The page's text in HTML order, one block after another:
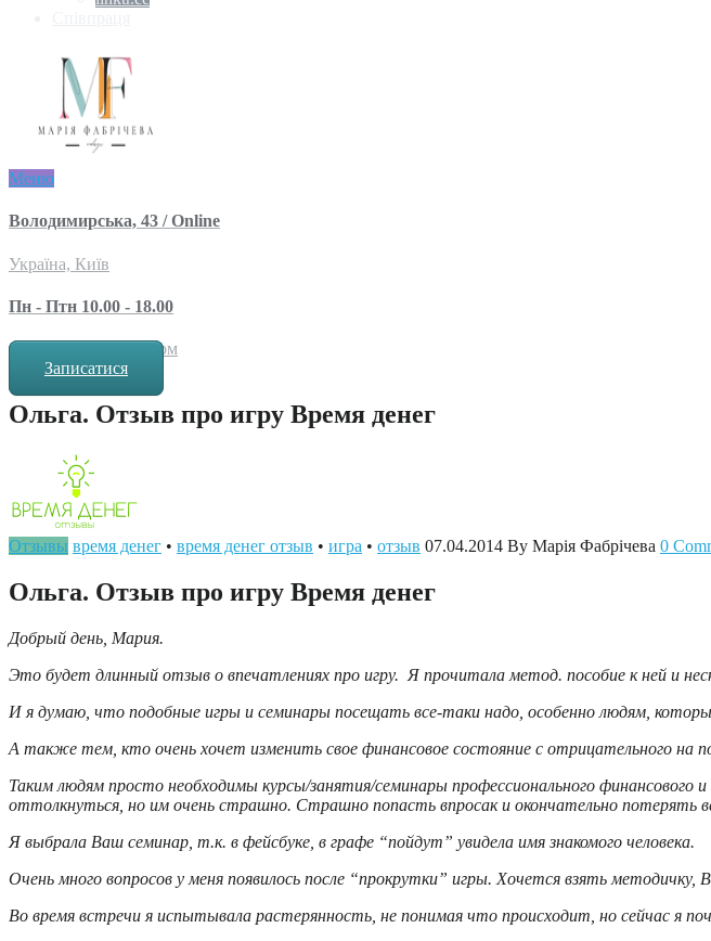
Меню
Володимирська, 43 / Online
Україна, Київ
Пн - Птн 10.00 - 18.00
за попереднім записом
Записатися
Ольга. Отзыв про игру Время денег
Отзывы время денег • время денег отзыв • игра • отзыв 07.04.2014 By Марія Фабрічева 0
Ольга. Отзыв про игру Время денег
Добрый день, Мария.
Это будет длинный отзыв о впечатлениях про игру. Я прочитала метод. пособие к ней и
И я думаю, что подобные игры и семинары посещать все-таки надо, особенно людям,
А также тем, кто очень хочет изменить свое финансовое состояние с отрицательного на
Таким людям просто необходимы курсы/занятия/семинары профессионального
оттолкнуться, но им очень страшно. Страшно попасть впросак и окончательно потерять
Я выбрала Ваш семинар, т.к. в фейсбуке, в графе “пойдут” увидела имя знакомого человека.
Очень много вопросов у меня появилось после “прокрутки” игры. Хочется взять
Во время встречи я испытывала растерянность, не понимая что происходит, но сейчас я